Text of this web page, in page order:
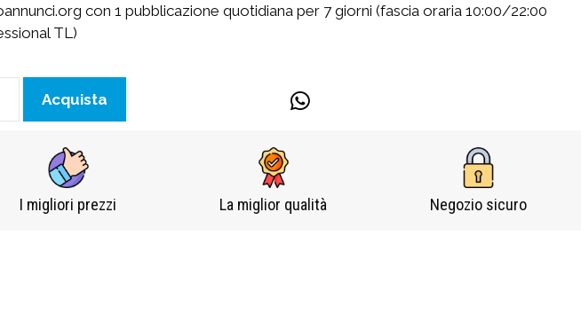
con 1 pubblicazione quotidiana per 7 giorni (fascia oraria 10:00/22:00
TL)
Acquista
I migliori prezzi​ La miglior qualità Negozio sicuro​